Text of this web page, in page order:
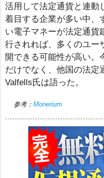
活用して法定通貨と連動
着目する企業が多い中、
い電子マネーが法定通貨
行されれば、多くのユー
開できる可能性が高い。
だけでなく、他国の法定
Valfells氏は語った。
参考： Monerium